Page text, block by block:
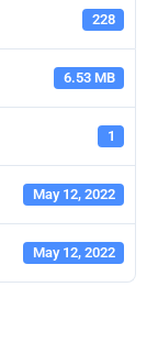
228
6.53 MB
1
May 12, 2022
May 12, 2022